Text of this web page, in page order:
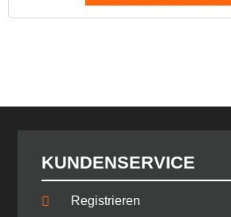
KUNDENSERVICE
Registrieren